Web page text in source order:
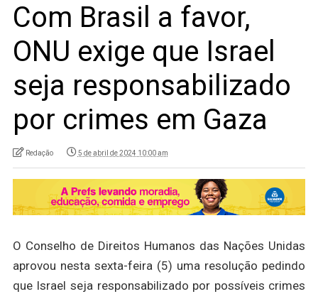
Com Brasil a favor,
ONU exige que Israel
seja responsabilizado
por crimes em Gaza
Redação 5 de abril de 2024 10:00 am
O Conselho de Direitos Humanos das Nações Unidas
aprovou nesta sexta-feira (5) uma resolução pedindo
que Israel seja responsabilizado por possíveis crimes